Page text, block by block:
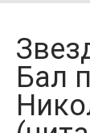
ЗАКЛАДКИ
Бал